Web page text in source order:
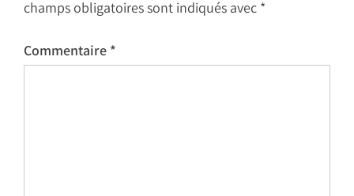
champs obligatoires sont indiqués avec *
Commentaire *